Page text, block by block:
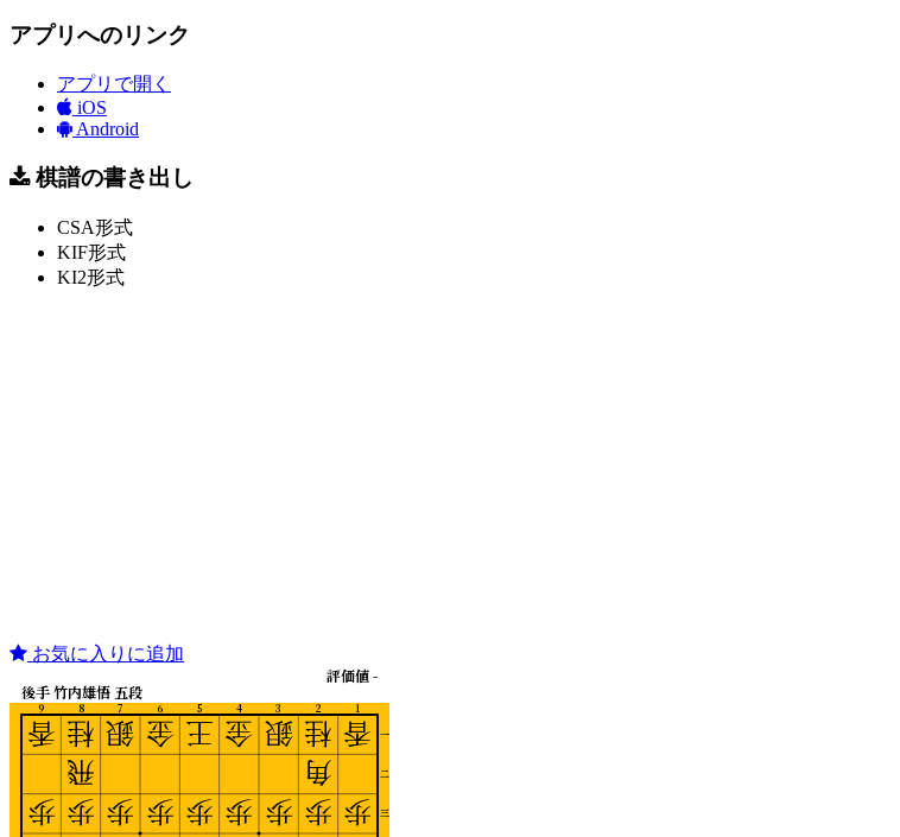
アプリへのリンク
アプリで開く
iOS
Android
棋譜の書き出し
CSA形式
KIF形式
KI2形式
お気に入りに追加
1
2
3
4
5
6
7
8
9
一
二
三
後手 竹内雄悟 五段
評価値 -
香
歩
桂
角
歩
銀
歩
金
歩
王
歩
金
歩
銀
歩
桂
飛
歩
香
歩